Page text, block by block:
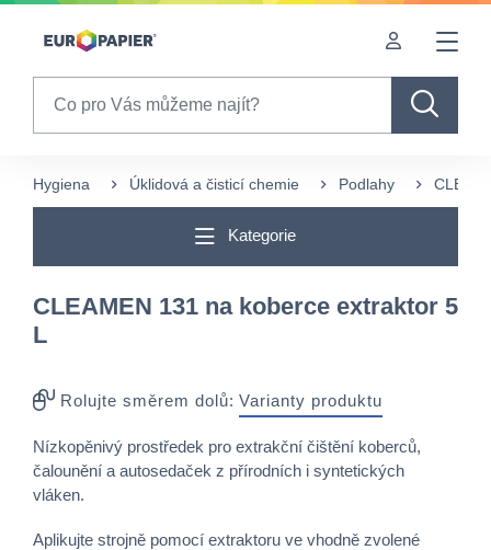
Table Of Content
Hygiena Úklidová a čisticí chemie Podlahy
Kategorie
CLEAMEN 131 na koberce extraktor 5
L
Rolujte směrem dolů: Varianty produktu
Nízkopěnivý prostředek pro extrakční čištění koberců,
čalounění a autosedaček z přírodních i syntetických
vláken.
Aplikujte strojně pomocí extraktoru ve vhodně zvolené